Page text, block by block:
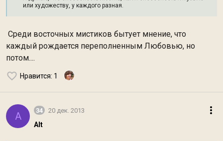
или художеству, у каждого разная.
Среди восточных мистиков бытует мнение, что
каждый рождается переполненным Любовью, но
потом....
Нравится: 1
A 34 20 дек. 2013
Alt